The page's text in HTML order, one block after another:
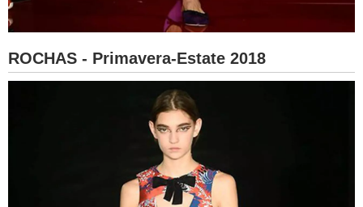
ROCHAS - Primavera-Estate 2018